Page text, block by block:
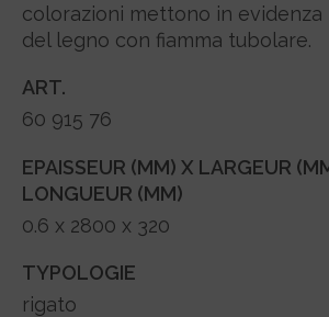
colorazioni mettono in evidenza
del legno con fiamma tubolare.
ART.
60 915 76
EPAISSEUR (MM) X LARGEUR
LONGUEUR (MM)
0.6 x 2800 x 320
TYPOLOGIE
rigato